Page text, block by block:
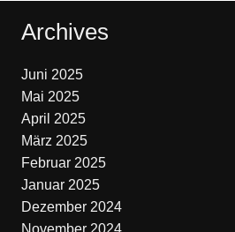
Archives
Juni 2025
Mai 2025
April 2025
März 2025
Februar 2025
Januar 2025
Dezember 2024
November 2024